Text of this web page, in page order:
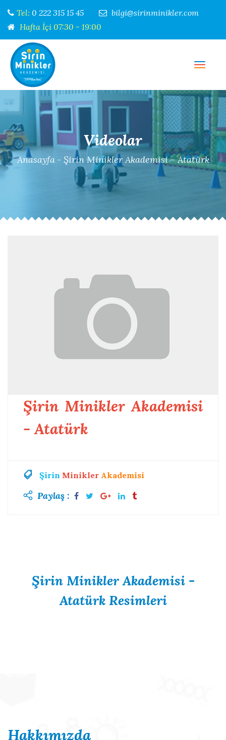
Tel: 0 222 315 15 45
bilgi@sirinminikler.com
Hafta İçi 07:30 - 19:00
Menü
Videolar
Anasayfa - Şirin Minikler Akademisi - Atatürk
Şirin Minikler Akademisi
- Atatürk
Şirin Minikler Akademisi
Paylaş :
Şirin Minikler Akademisi -
Atatürk Resimleri
Hakkımızda